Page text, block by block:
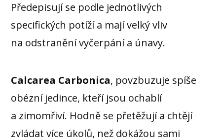
Předepisují se podle jednotlivých
specifických potíží a mají velký vliv
na odstranění vyčerpání a únavy.
Calcarea Carbonica, povzbuzuje spíše
obézní jedince, kteří jsou ochablí
a zimomřiví. Hodně se přetěžují a chtějí
zvládat více úkolů, než dokážou sami